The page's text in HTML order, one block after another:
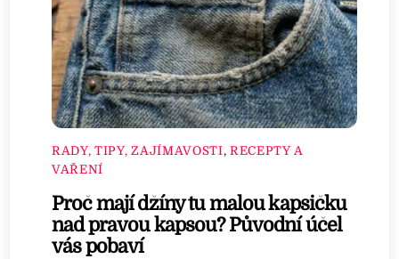
RADY, TIPY, ZAJÍMAVOSTI, RECEPTY A
VAŘENÍ
Proč mají džíny tu malou kapsičku
nad pravou kapsou? Původní účel
vás pobaví